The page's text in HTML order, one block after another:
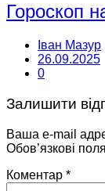
Гороскоп
Іван Мазур
26.09.2025
0
Залишити
Ваша e-mail
Обов’язкові
Коментар *